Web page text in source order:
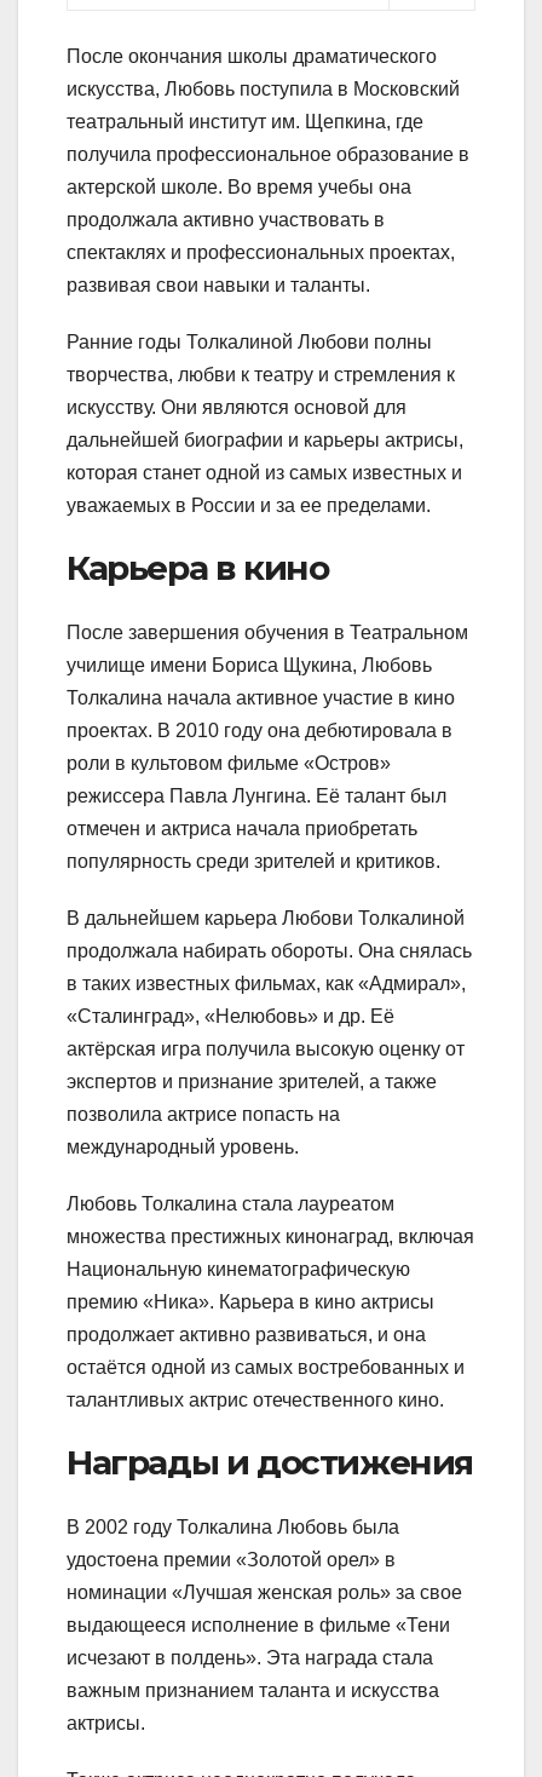
После окончания школы драматического
искусства, Любовь поступила в Московский
театральный институт им. Щепкина, где
получила профессиональное образование в
актерской школе. Во время учебы она
продолжала активно участвовать в
спектаклях и профессиональных проектах,
развивая свои навыки и таланты.
Ранние годы Толкалиной Любови полны
творчества, любви к театру и стремления к
искусству. Они являются основой для
дальнейшей биографии и карьеры актрисы,
которая станет одной из самых известных и
уважаемых в России и за ее пределами.
Карьера в кино
После завершения обучения в Театральном
училище имени Бориса Щукина, Любовь
Толкалина начала активное участие в кино
проектах. В 2010 году она дебютировала в
роли в культовом фильме «Остров»
режиссера Павла Лунгина. Её талант был
отмечен и актриса начала приобретать
популярность среди зрителей и критиков.
В дальнейшем карьера Любови Толкалиной
продолжала набирать обороты. Она снялась
в таких известных фильмах, как «Адмирал»,
«Сталинград», «Нелюбовь» и др. Её
актёрская игра получила высокую оценку от
экспертов и признание зрителей, а также
позволила актрисе попасть на
международный уровень.
Любовь Толкалина стала лауреатом
множества престижных кинонаград, включая
Национальную кинематографическую
премию «Ника». Карьера в кино актрисы
продолжает активно развиваться, и она
остаётся одной из самых востребованных и
талантливых актрис отечественного кино.
Награды и достижения
В 2002 году Толкалина Любовь была
удостоена премии «Золотой орел» в
номинации «Лучшая женская роль» за свое
выдающееся исполнение в фильме «Тени
исчезают в полдень». Эта награда стала
важным признанием таланта и искусства
актрисы.